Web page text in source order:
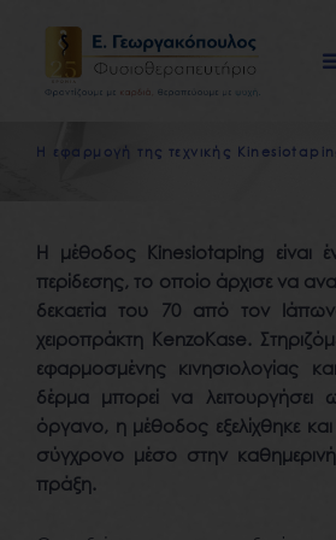
περιεχόμενο
H εφ α ρμ ογή της τε χνική ς Kin esiotap in
H μέθοδος Κinesiotaping είναι
περίδεσης, το οποίο άρχισε να
δεκαετία του 70 από τον
χειροπράκτη KenzoKase.
εφαρμοσμένης κινησιολογίας
δέρμα μπορεί να λειτουργήσει
όργανο, η μέθοδος εξελίχθηκε
σύγχρονο μέσο στην
πράξη.